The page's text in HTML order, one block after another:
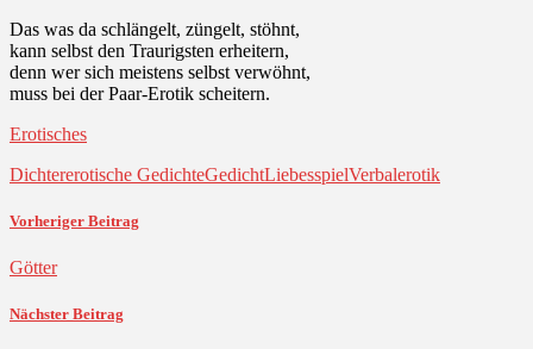
Das was da schlängelt, züngelt, stöhnt,
kann selbst den Traurigsten erheitern,
denn wer sich meistens selbst verwöhnt,
muss bei der Paar-Erotik scheitern.
Erotisches
Dichtererotische GedichteGedichtLiebesspielVerbalerotik
Vorheriger Beitrag
Götter
Nächster Beitrag